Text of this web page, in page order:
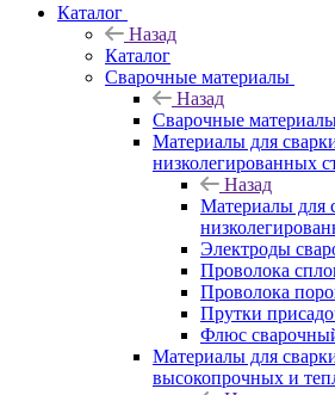
Каталог
Назад
Каталог
Сварочные материалы
Назад
Сварочные
Материалы для
низколегированных
Назад
Материалы для
Электроды
Проволока
Проволока
Прутки
Флюс
Материалы для
высокопрочных и